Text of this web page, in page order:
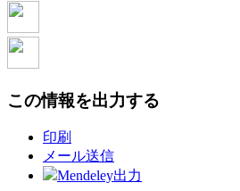
この情報を出力する
印刷
メール送信
Mendeley出力